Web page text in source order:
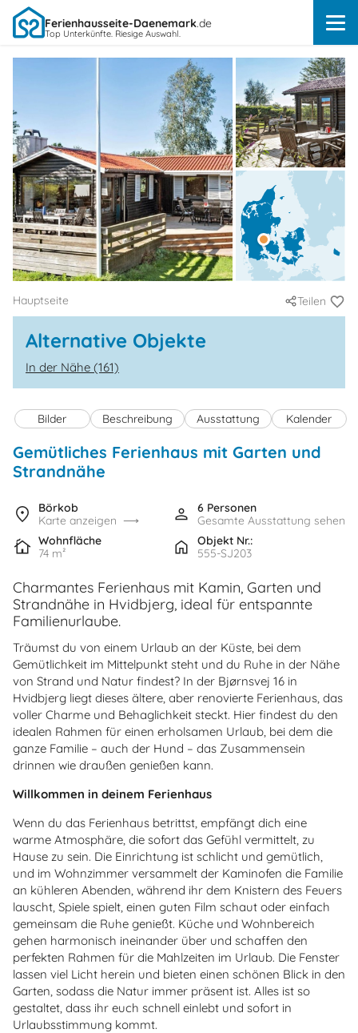
Ferienhausseite-Daenemark.de
Top Unterkünfte. Riesige Auswahl.
Hauptseite Teilen
Alternative Objekte
In der Nähe (161)
Bilder Beschreibung Ausstattung Kalender
Gemütliches Ferienhaus mit Garten und
Strandnähe
Börkob
Karte anzeigen
6 Personen
Gesamte Ausstattung sehen
Wohnfläche
74 m²
Objekt Nr.:
555-SJ203
Charmantes Ferienhaus mit Kamin, Garten und
Strandnähe in Hvidbjerg, ideal für entspannte
Familienurlaube.
Träumst du von einem Urlaub an der Küste, bei dem
Gemütlichkeit im Mittelpunkt steht und du Ruhe in der Nähe
von Strand und Natur findest? In der Bjørnsvej 16 in
Hvidbjerg liegt dieses ältere, aber renovierte Ferienhaus, das
voller Charme und Behaglichkeit steckt. Hier findest du den
idealen Rahmen für einen erholsamen Urlaub, bei dem die
ganze Familie – auch der Hund – das Zusammensein
drinnen wie draußen genießen kann.
Willkommen in deinem Ferienhaus
Wenn du das Ferienhaus betrittst, empfängt dich eine
warme Atmosphäre, die sofort das Gefühl vermittelt, zu
Hause zu sein. Die Einrichtung ist schlicht und gemütlich,
und im Wohnzimmer versammelt der Kaminofen die Familie
an kühleren Abenden, während ihr dem Knistern des Feuers
lauscht, Spiele spielt, einen guten Film schaut oder einfach
gemeinsam die Ruhe genießt. Küche und Wohnbereich
gehen harmonisch ineinander über und schaffen den
perfekten Rahmen für die Mahlzeiten im Urlaub. Die Fenster
lassen viel Licht herein und bieten einen schönen Blick in den
Garten, sodass die Natur immer präsent ist. Alles ist so
gestaltet, dass ihr euch schnell einlebt und sofort in
Urlaubsstimmung kommt.